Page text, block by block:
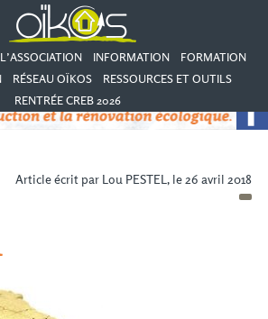
L’ASSOCIATION INFORMATION
FORMATION
RÉSEAU OÏKOS
RESSOURCES ET OUTILS
RENTRÉE CREB 2026
Article écrit par Lou PESTEL, le 26 avril 2018